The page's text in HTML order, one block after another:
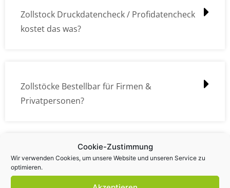
Cookie-Zustimmung
Wir verwenden Cookies, um unsere Website und unseren Service zu
optimieren.
Zollstock Druckdatencheck / Profidatencheck
kostet das was?
Zollstöcke Bestellbar für Firmen &
Privatpersonen?
Wie kann ich die Daten (z.B. Logos und Texte)
übermitteln?